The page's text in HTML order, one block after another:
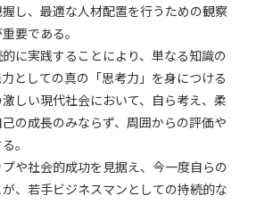
し、最適な人材配置を行うための観察
要である。
に実践することにより、単なる知識の
としての真の「思考力」を身につける
しい現代社会において、自ら考え、柔
の成長のみならず、周囲からの評価や
。
や社会的成功を見据え、今一度自らの
、若手ビジネスマンとしての持続的な